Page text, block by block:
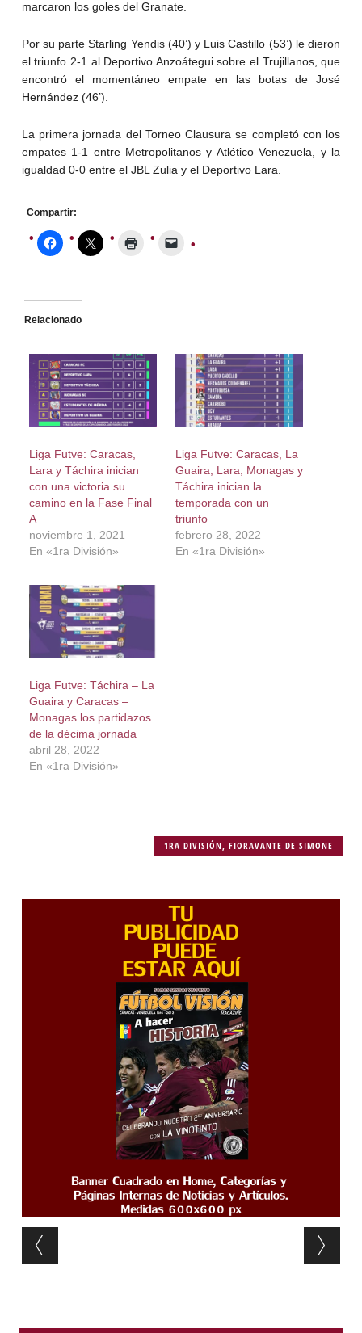
marcaron los goles del Granate.
Por su parte Starling Yendis (40’) y Luis Castillo (53’) le dieron
el triunfo 2-1 al Deportivo Anzoátegui sobre el Trujillanos, que
encontró el momentáneo empate en las botas de José
Hernández (46’).
La primera jornada del Torneo Clausura se completó con los
empates 1-1 entre Metropolitanos y Atlético Venezuela, y la
igualdad 0-0 entre el JBL Zulia y el Deportivo Lara.
Compartir:
Relacionado
Liga Futve: Caracas,
Lara y Táchira inician
con una victoria su
camino en la Fase Final
A
noviembre 1, 2021
En «1ra División»
Liga Futve: Caracas, La
Guaira, Lara, Monagas y
Táchira inician la
temporada con un
triunfo
febrero 28, 2022
En «1ra División»
Liga Futve: Táchira – La
Guaira y Caracas –
Monagas los partidazos
de la décima jornada
abril 28, 2022
En «1ra División»
1RA DIVISIÓN,FIORAVANTE DE SIMONE
Post navigation